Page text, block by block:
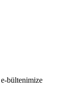
bültenimize